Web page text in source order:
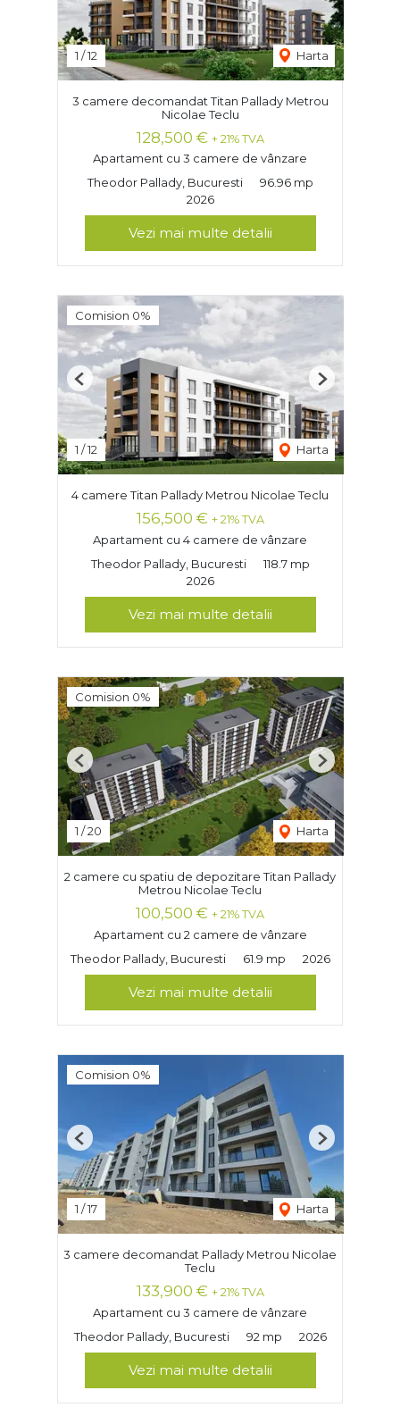
1 /12 Harta
3 camere decomandat Titan Pallady Metrou
Nicolae Teclu
128,500 € + 21% TVA
Apartament cu 3 camere de vânzare
Theodor Pallady, Bucuresti
96.96 mp
2026
Vezi mai multe detalii
Comision 0%
1 /12 Harta
Previous Next
4 camere Titan Pallady Metrou Nicolae Teclu
156,500 € + 21% TVA
Apartament cu 4 camere de vânzare
Theodor Pallady, Bucuresti
118.7 mp
2026
Vezi mai multe detalii
Comision 0%
1 /20 Harta
Previous Next
2 camere cu spatiu de depozitare Titan Pallady
Metrou Nicolae Teclu
100,500 € + 21% TVA
Apartament cu 2 camere de vânzare
Theodor Pallady, Bucuresti
61.9 mp 2026
Vezi mai multe detalii
Comision 0%
1 /17 Harta
Previous Next
3 camere decomandat Pallady Metrou Nicolae
Teclu
133,900 € + 21% TVA
Apartament cu 3 camere de vânzare
Theodor Pallady, Bucuresti
92 mp 2026
Vezi mai multe detalii